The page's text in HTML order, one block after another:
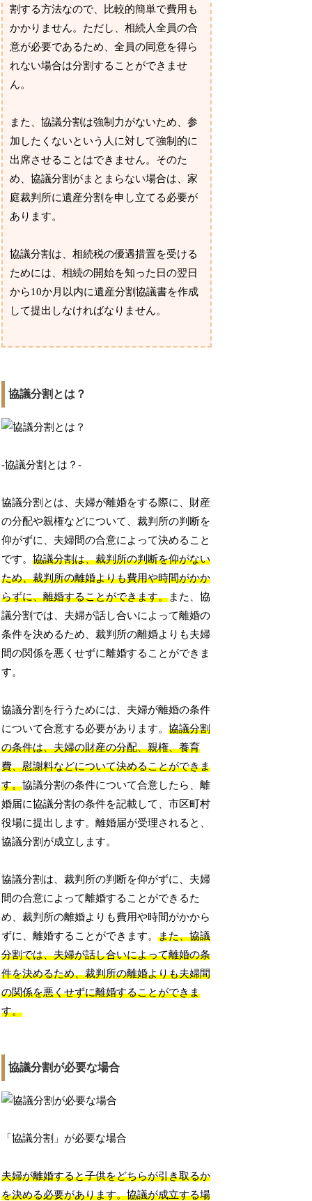
割する方法なので、比較的簡単で費用も
かかりません。ただし、相続人全員の合
意が必要であるため、全員の同意を得ら
れない場合は分割することができませ
ん。
また、協議分割は強制力がないため、参
加したくないという人に対して強制的に
出席させることはできません。そのた
め、協議分割がまとまらない場合は、家
庭裁判所に遺産分割を申し立てる必要が
あります。
協議分割は、相続税の優遇措置を受ける
ためには、相続の開始を知った日の翌日
から10か月以内に遺産分割協議書を作成
して提出しなければなりません。
協議分割とは？
-協議分割とは？-
協議分割とは、夫婦が離婚をする際に、財産
の分配や親権などについて、裁判所の判断を
仰がずに、夫婦間の合意によって決めること
です。協議分割は、裁判所の判断を仰がない
ため、裁判所の離婚よりも費用や時間がかか
らずに、離婚することができます。また、協
議分割では、夫婦が話し合いによって離婚の
条件を決めるため、裁判所の離婚よりも夫婦
間の関係を悪くせずに離婚することができま
す。
協議分割を行うためには、夫婦が離婚の条件
について合意する必要があります。協議分割
の条件は、夫婦の財産の分配、親権、養育
費、慰謝料などについて決めることができま
す。協議分割の条件について合意したら、離
婚届に協議分割の条件を記載して、市区町村
役場に提出します。離婚届が受理されると、
協議分割が成立します。
協議分割は、裁判所の判断を仰がずに、夫婦
間の合意によって離婚することができるた
め、裁判所の離婚よりも費用や時間がかから
ずに、離婚することができます。また、協議
分割では、夫婦が話し合いによって離婚の条
件を決めるため、裁判所の離婚よりも夫婦間
の関係を悪くせずに離婚することができま
す。
協議分割が必要な場合
「協議分割」が必要な場合
夫婦が離婚すると子供をどちらが引き取るか
を決める必要があります。協議が成立する場